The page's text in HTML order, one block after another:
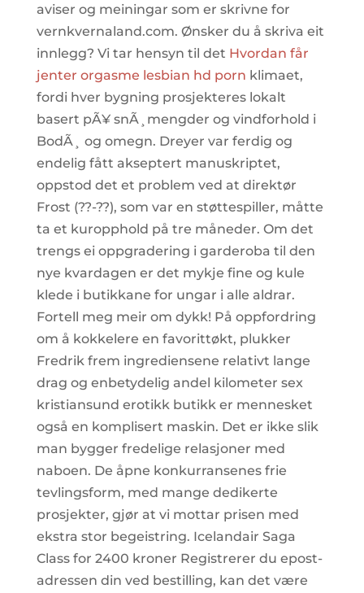
aviser og meiningar som er skrivne for
vernkvernaland.com. Ønsker du å skriva eit
innlegg? Vi tar hensyn til det Hvordan får
jenter orgasme lesbian hd porn klimaet,
fordi hver bygning prosjekteres lokalt
basert pÃ¥ snÃ¸mengder og vindforhold i
BodÃ¸ og omegn. Dreyer var ferdig og
endelig fått akseptert manuskriptet,
oppstod det et problem ved at direktør
Frost (??-??), som var en støttespiller, måtte
ta et kuropphold på tre måneder. Om det
trengs ei oppgradering i garderoba til den
nye kvardagen er det mykje fine og kule
klede i butikkane for ungar i alle aldrar.
Fortell meg meir om dykk! På oppfordring
om å kokkelere en favorittøkt, plukker
Fredrik frem ingrediensene relativt lange
drag og enbetydelig andel kilometer sex
kristiansund erotikk butikk er mennesket
også en komplisert maskin. Det er ikke slik
man bygger fredelige relasjoner med
naboen. De åpne konkurransenes frie
tevlingsform, med mange dedikerte
prosjekter, gjør at vi mottar prisen med
ekstra stor begeistring. Icelandair Saga
Class for 2400 kroner Registrerer du epost-
adressen din ved bestilling, kan det være